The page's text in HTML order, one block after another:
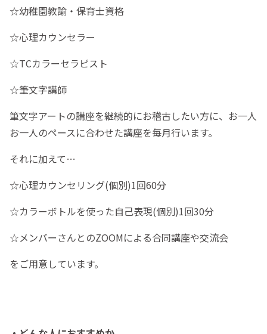
☆幼稚園教諭・保育士資格
☆心理カウンセラー
☆TCカラーセラピスト
☆筆文字講師
筆文字アートの講座を継続的にお稽古したい方に、お一人
お一人のペースに合わせた講座を毎月行います。
それに加えて…
☆心理カウンセリング(個別)1回60分
☆カラーボトルを使った自己表現(個別)1回30分
☆メンバーさんとのZOOMによる合同講座や交流会
をご用意しています。